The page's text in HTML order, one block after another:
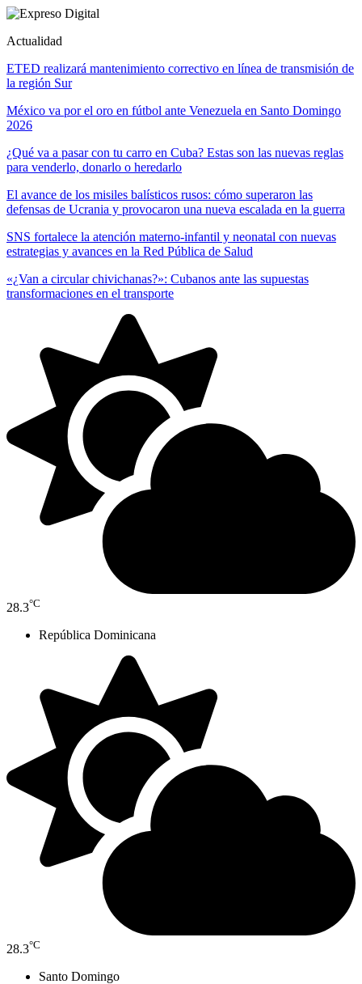
Actualidad
ETED realizará mantenimiento correctivo en línea de transmisión de
la región Sur
México va por el oro en fútbol ante Venezuela en Santo Domingo
2026
¿Qué va a pasar con tu carro en Cuba? Estas son las nuevas reglas
para venderlo, donarlo o heredarlo
El avance de los misiles balísticos rusos: cómo superaron las
defensas de Ucrania y provocaron una nueva escalada en la guerra
SNS fortalece la atención materno-infantil y neonatal con nuevas
estrategias y avances en la Red Pública de Salud
«¿Van a circular chivichanas?»: Cubanos ante las supuestas
transformaciones en el transporte
28.3°C
República Dominicana
28.3°C
Santo Domingo